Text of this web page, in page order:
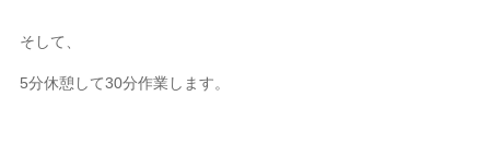
そして、
5分休憩して30分作業します。